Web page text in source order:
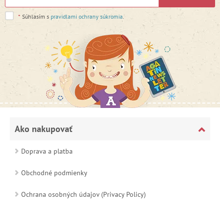
* Súhlasím s pravidlami ochrany súkromia
Ako nakupovať
Doprava a platba
Obchodné podmienky
Ochrana osobných údajov (Privacy Policy)